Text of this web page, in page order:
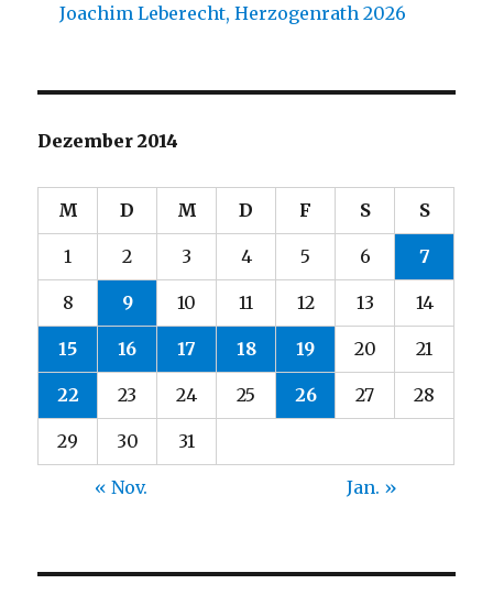
Joachim Leberecht, Herzogenrath 2026
Dezember 2014
M D M D F S S
1 2 3 4 5 6 7
8 9 10 11 12 13 14
15 16 17 18 19 20 21
22 23 24 25 26 27 28
29 30 31
« Nov. Jan. »